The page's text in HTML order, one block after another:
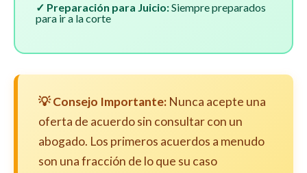
✓ Preparación para Juicio:Siempre preparados
para ir a la corte
💡 Consejo Importante: Nunca acepte una
oferta de acuerdo sin consultar con un
abogado. Los primeros acuerdos a menudo
son una fracción de lo que su caso